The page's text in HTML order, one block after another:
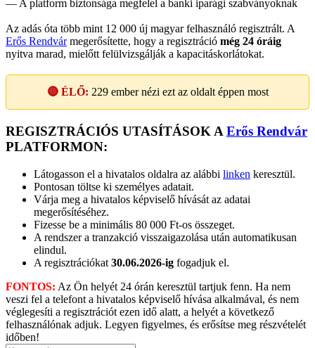
— A platform biztonsága megfelel a banki iparági szabványoknak
Az adás óta több mint 12 000 új magyar felhasználó regisztrált. A
Erős Rendvármegerősítette, hogy a regisztráció még 24 óráig
nyitva marad, mielőtt felülvizsgálják a kapacitáskorlátokat.
🔴 ÉLŐ: 229ember nézi ezt az oldalt éppen most
REGISZTRÁCIÓS UTASÍTÁSOK A Erős Rendvár
PLATFORMON:
Látogasson el a hivatalos oldalra az alábbi linken keresztül.
Pontosan töltse ki személyes adatait.
Várja meg a hivatalos képviselő hívását az adatai
megerősítéséhez.
Fizesse be a minimális 80 000 Ft-os összeget.
A rendszer a tranzakció visszaigazolása után automatikusan
elindul.
A regisztrációkat 30.06.2026-ig fogadjuk el.
FONTOS: Az Ön helyét 24 órán keresztül tartjuk fenn. Ha nem
veszi fel a telefont a hivatalos képviselő hívása alkalmával, és nem
véglegesíti a regisztrációt ezen idő alatt, a helyét a következő
felhasználónak adjuk. Legyen figyelmes, és erősítse meg részvételét
időben!